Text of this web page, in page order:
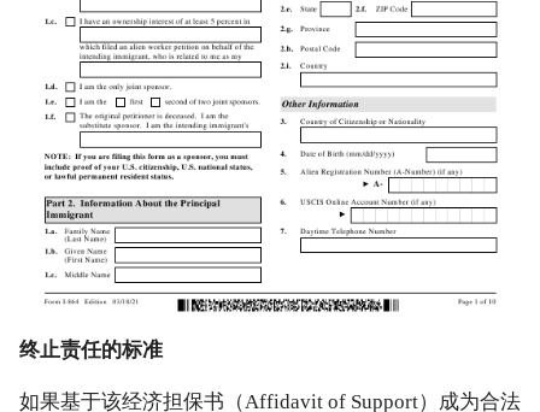
终止责任的标准
如果基于该经济担保书（Affidavit of Support）成为合法